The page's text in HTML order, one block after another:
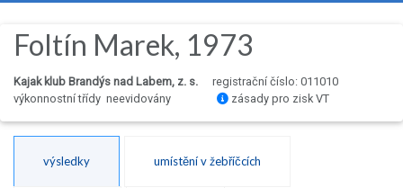
Foltín Marek, 1973
Kajak klub Brandýs nad Labem, z. s.
registrační číslo: 011010
výkonnostní třídy neevidovány
zásady pro zisk VT
výsledky umístění v žebříčcích